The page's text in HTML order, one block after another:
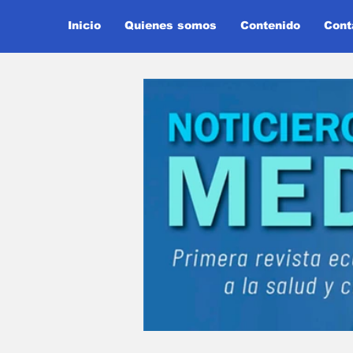
Inicio Quienes somos Contenido